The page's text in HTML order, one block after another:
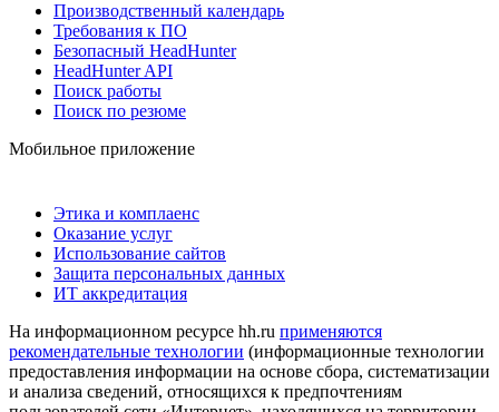
Производственный календарь
Требования к ПО
Безопасный HeadHunter
HeadHunter API
Поиск работы
Поиск по резюме
Мобильное приложение
Этика и комплаенс
Оказание услуг
Использование сайтов
Защита персональных данных
ИТ аккредитация
На информационном ресурсе hh.ru применяются
рекомендательные технологии (информационные технологии
предоставления информации на основе сбора, систематизации
и анализа сведений, относящихся к предпочтениям